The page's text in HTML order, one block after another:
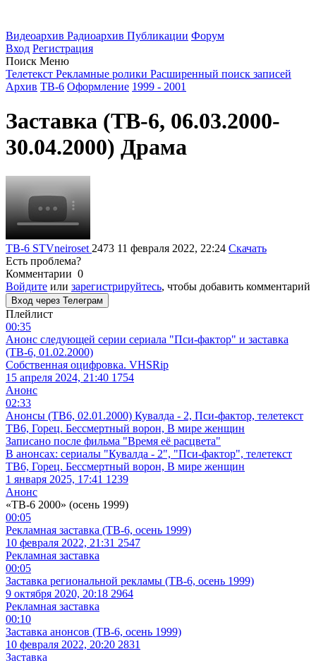
Видеоархив Радиоархив Публикации Форум
Вход Регистрация
Поиск Меню
Телетекст Рекламные ролики Расширенный поиск записей
Архив ТВ-6 Оформление 1999 - 2001
Заставка (ТВ-6, 06.03.2000-
30.04.2000) Драма
ТВ-6 STVneiroset 2473 11 февраля 2022, 22:24 Скачать
Есть проблема?
Комментарии 0
Войдите или зарегистрируйтесь, чтобы добавить комментарий
Вход через Телеграм
Плейлист
00:35
Анонс следующей серии сериала "Пси-фактор" и заставка
(ТВ-6, 01.02.2000)
Собственная оцифровка. VHSRip
15 апреля 2024, 21:40 1754
Анонс
02:33
Анонсы (ТВ6, 02.01.2000) Кувалда - 2, Пси-фактор, телетекст
ТВ6, Горец. Бессмертный ворон, В мире женщин
Записано после фильма "Время её расцвета"
В анонсах: сериалы "Кувалда - 2", "Пси-фактор", телетекст
ТВ6, Горец. Бессмертный ворон, В мире женщин
1 января 2025, 17:41 1239
Анонс
«ТВ-6 2000» (осень 1999)
00:05
Рекламная заставка (ТВ-6, осень 1999)
10 февраля 2022, 21:31 2547
Рекламная заставка
00:05
Заставка региональной рекламы (ТВ-6, осень 1999)
9 октября 2020, 20:18 2964
Рекламная заставка
00:10
Заставка анонсов (ТВ-6, осень 1999)
10 февраля 2022, 20:20 2831
Заставка